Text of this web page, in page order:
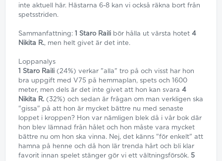
inte aktuell här. Hästarna 6-8 kan vi också räkna bort från
spetsstriden.
Sammanfattning: 1 Staro Raili bör hålla ut värsta hotet 4
Nikita R., men helt givet är det inte.
Loppanalys
1 Staro Raili (24%) verkar "alla" tro på och visst har hon
bra uppgift med V75 på hemmaplan, spets och 1600
meter, men dels är det inte givet att hon kan svara 4
Nikita R. (32%) och sedan är frågan om man verkligen ska
"gissa" på att hon är mycket bättre nu med senaste
loppet i kroppen? Hon var nämligen blek då i vår bok där
hon blev lämnad från hålet och hon måste vara mycket
bättre nu om hon ska vinna. Nej, det känns "för enkelt" att
hamna på henne och då hon lär trenda hårt och bli klar
favorit innan spelet stänger gör vi ett vältningsförsök. 5